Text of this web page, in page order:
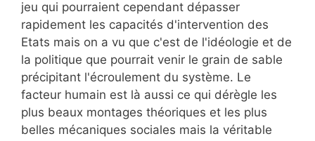
jeu qui pourraient cependant dépasser
rapidement les capacités d'intervention des
Etats mais on a vu que c'est de l'idéologie et de
la politique que pourrait venir le grain de sable
précipitant l'écroulement du système. Le
facteur humain est là aussi ce qui dérègle les
plus beaux montages théoriques et les plus
belles mécaniques sociales mais la véritable